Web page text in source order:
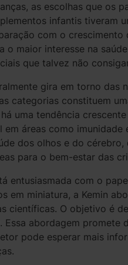
as escolhas que os
infantis tiveram
com o
o maior interesse na
que talvez não
gira em torno das
categorias constituem
uma tendência
áreas como
dos olhos e do
para o bem-estar das
entusiasmada com o
em miniatura, a Kemin
científicas. O objetivo é
abordagem promete
pode esperar mais